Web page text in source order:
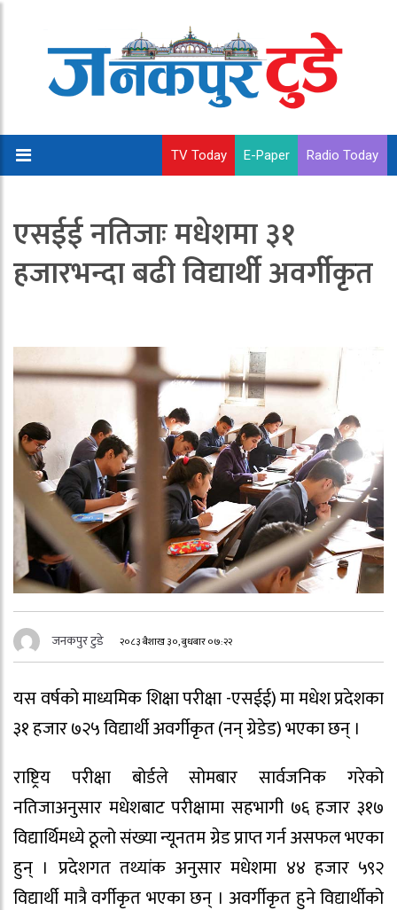
TV Today E-Paper Radio Today
एसईई नतिजाः मधेशमा ३१
हजारभन्दा बढी विद्यार्थी अवर्गीकृत
जनकपुर टुडे २०८३ बैशाख ३०, बुधबार ०७:२२
यस वर्षको माध्यमिक शिक्षा परीक्षा -एसईई) मा मधेश प्रदेशका
३१ हजार ७२५ विद्यार्थी अवर्गीकृत (नन् ग्रेडेड) भएका छन् ।
राष्ट्रिय परीक्षा बोर्डले सोमबार सार्वजनिक गरेको
नतिजाअनुसार मधेशबाट परीक्षामा सहभागी ७६ हजार ३१७
विद्यार्थिमध्ये ठूलो संख्या न्यूनतम ग्रेड प्राप्त गर्न असफल भएका
हुन् । प्रदेशगत तथ्यांक अनुसार मधेशमा ४४ हजार ५९२
विद्यार्थी मात्रै वर्गीकृत भएका छन् । अवर्गीकृत हुने विद्यार्थीको